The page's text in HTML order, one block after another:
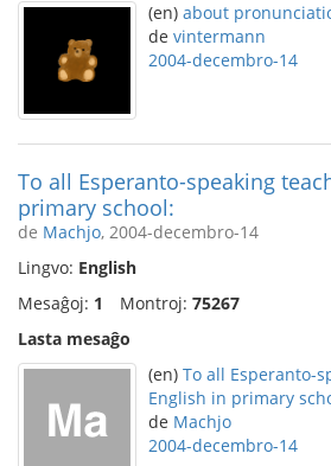
(en) about
de vintermann
2004-decembro-14
To all Esperanto-speaking
primary school:
de Machjo, 2004-decembro-14
Lingvo: English
Mesaĝoj: 1 Montroj: 75267
Lasta mesaĝo
(en) To all Esperanto-
English in primary
de Machjo
2004-decembro-14